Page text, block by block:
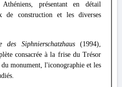
présentant en détail
de construction et les diverses
des Siphnierschatzhaus (1994),
consacrée à la frise du Trésor
monument, l'iconographie et les